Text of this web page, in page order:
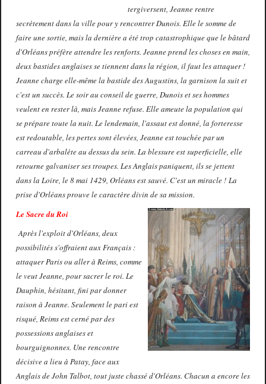
tergiversent, Jeanne rentre
secrètement dans la ville pour y rencontrer Dunois. Elle le somme de
faire une sortie, mais la dernière a été trop catastrophique que le bâtard
d'Orléans préfère attendre les renforts. Jeanne prend les choses en main,
deux bastides anglaises se tiennent dans la région, il faut les attaquer !
Jeanne charge elle-même la bastide des Augustins, la garnison la suit et
c'est un succès. Le soir au conseil de guerre, Dunois et ses hommes
veulent en rester là, mais Jeanne refuse. Elle ameute la population qui
se prépare toute la nuit. Le lendemain, l'assaut est donné, la forteresse
est redoutable, les pertes sont élevées, Jeanne est touchée par un
carreau d'arbalète au dessus du sein. La blessure est superficielle, elle
retourne galvaniser ses troupes. Les Anglais paniquent, ils se jettent
dans la Loire, le 8 mai 1429, Orléans est sauvé. C'est un miracle ! La
prise d'Orléans prouve le caractère divin de sa mission.
Le Sacre du Roi
Après l'exploit d'Orléans, deux
possibilités s'offraient aux Français :
attaquer Paris ou aller à Reims, comme
le veut Jeanne, pour sacrer le roi. Le
Dauphin, hésitant, fini par donner
raison à Jeanne. Seulement le pari est
risqué, Reims est cerné par des
possessions anglaises et
bourguignonnes. Une rencontre
décisive a lieu à Patay, face aux
Anglais de John Talbot, tout juste chassé d'Orléans. Chacun a encore les